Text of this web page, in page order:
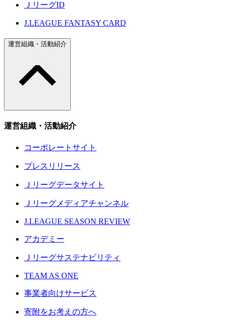
ＪリーグID
J.LEAGUE FANTASY CARD
運営組織・活動紹介
運営組織・活動紹介
コーポレートサイト
プレスリリース
Ｊリーグデータサイト
Ｊリーグメディアチャンネル
J.LEAGUE SEASON REVIEW
アカデミー
Ｊリーグサステナビリティ
TEAM AS ONE
事業者向けサービス
寄附をお考えの方へ